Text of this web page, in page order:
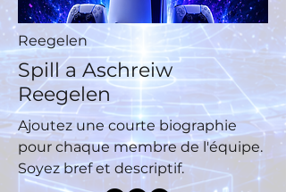
Reegelen
Spill a Aschreiw
Reegelen
Ajoutez une courte biographie
pour chaque membre de l'équipe.
Soyez bref et descriptif.